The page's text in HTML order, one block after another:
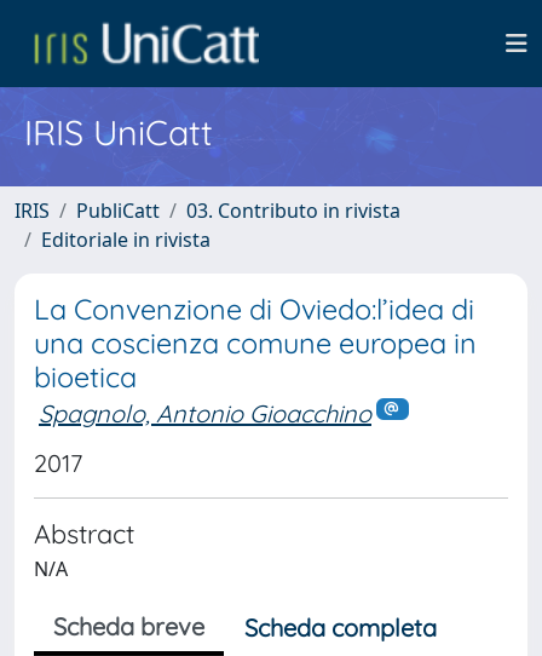
IRIS UniCatt
IRIS PubliCatt
03. Contributo in rivista
Editoriale in rivista
La Convenzione di Oviedo:l’idea di
una coscienza comune europea in
bioetica
Spagnolo, Antonio Gioacchino
2017
Abstract
N/A
Scheda breve
Scheda completa